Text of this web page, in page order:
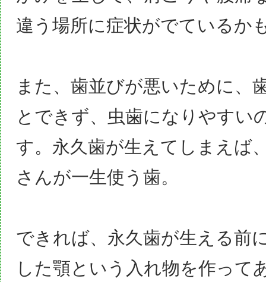
違う場所に症状がでているか
また、歯並びが悪いために、
とできず、虫歯になりやすい
す。永久歯が生えてしまえば
さんが一生使う歯。
できれば、永久歯が生える前
した顎という入れ物を作って